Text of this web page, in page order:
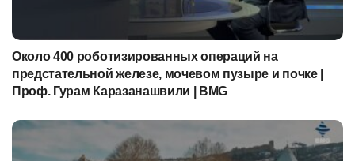
Около 400 роботизированных операций на
предстательной железе, мочевом пузыре и почке |
Проф. Гурам Каразанашвили | BMG